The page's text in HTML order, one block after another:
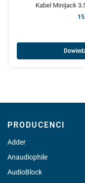
Kabel Minijack
PRODUCENCI
Adder
Anaudiophile
AudioBlock